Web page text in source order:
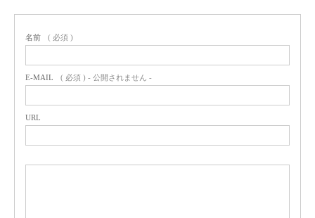
名前 ( 必須 )
E-MAIL ( 必須 ) - 公開されません -
URL